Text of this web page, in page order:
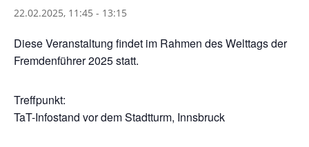
22.02.2025, 11:45 - 13:15
Diese Veranstaltung findet im Rahmen des Welttags der
Fremdenführer 2025 statt.
Treffpunkt:
TaT-Infostand vor dem Stadtturm, Innsbruck